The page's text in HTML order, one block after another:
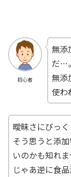
初心者
無添
だ…。
無添
使わ
曖昧さにびっく
そう思うと添
いのかも知れま
じゃあ逆に食